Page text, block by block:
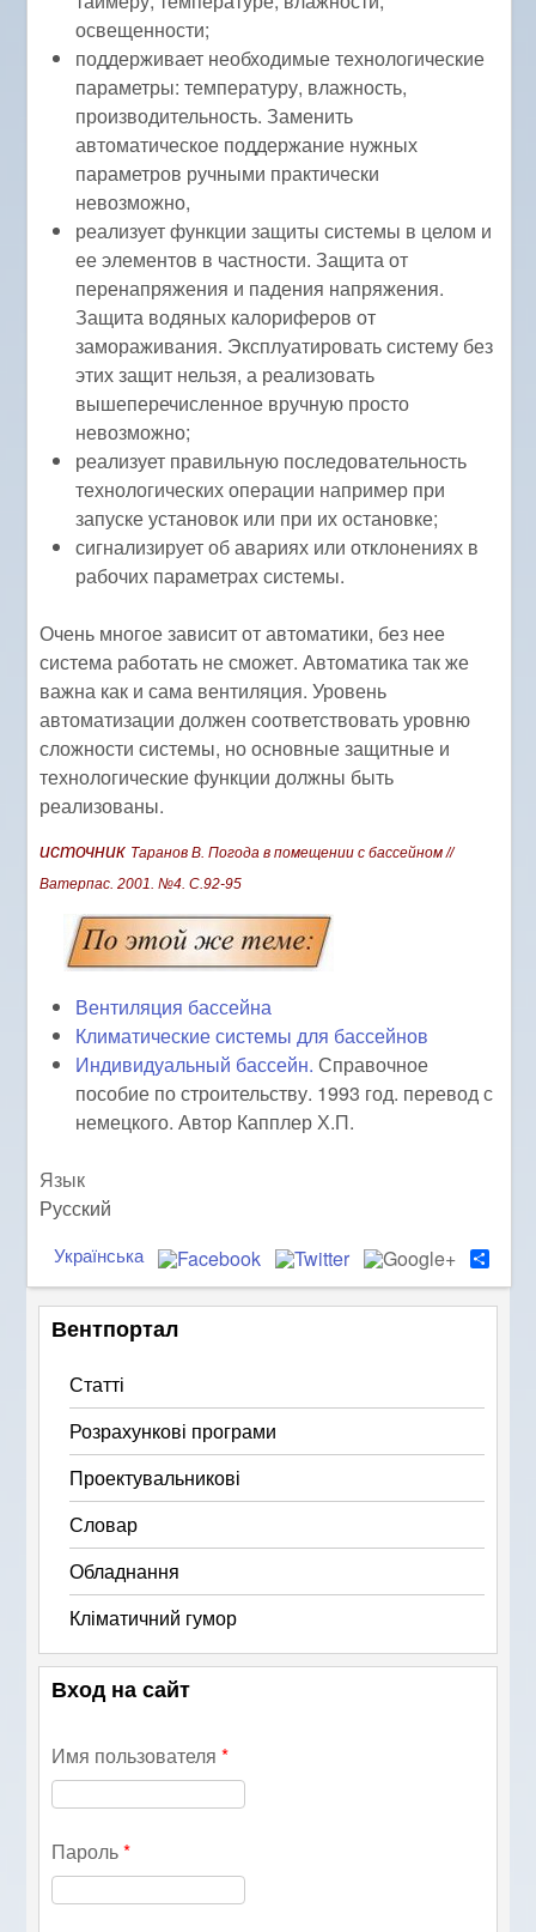
освещенности;
поддерживает необходимые технологические
параметры: температуру, влажность,
производительность. Заменить
автоматическое поддержание нужных
параметров ручными практически
невозможно,
реализует функции защиты системы в целом и
ее элементов в частности. Защита от
перенапряжения и падения напряжения.
Защита водяных калориферов от
замораживания. Эксплуатировать систему без
этих защит нельзя, а реализовать
вышеперечисленное вручную просто
невозможно;
реализует правильную последовательность
технологических операции например при
запуске установок или при их остановке;
сигнализирует об авариях или отклонениях в
рабочих параметpax системы.
Очень многое зависит от автоматики, без нее
система работать не сможет. Автоматика так же
важна как и сама вентиляция. Уровень
автоматизации должен соответствовать уровню
сложности системы, но основные защитные и
технологические функции должны быть
реализованы.
источник Таранов В. Погода в помещении с бассейном //
Ватерпас. 2001. №4. C.92-95
Вентиляция бассейна
Климатические системы для бассейнов
Индивидуальный бассейн. Справочное
пособие по строительству. 1993 год. перевод с
немецкого. Автор Капплер Х.П.
Язык
Русский
S
h
a
r
Українська
Вентпортал
Статті
Розрахункові програми
Проектувальникові
Словар
Обладнання
Кліматичний гумор
Вход на сайт
Имя пользователя*
Пароль*